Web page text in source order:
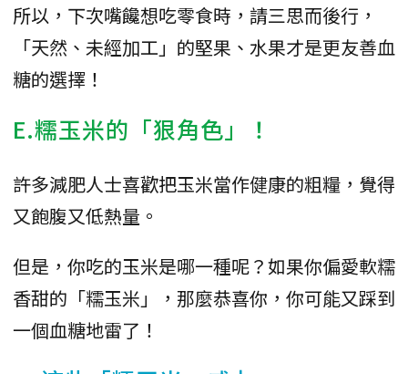
所以，下次嘴饞想吃零食時，請三思而後行，
「天然、未經加工」的堅果、水果才是更友善血
糖的選擇！
E.糯玉米的「狠角色」！
許多減肥人士喜歡把玉米當作健康的粗糧，覺得
又飽腹又低熱量。
但是，你吃的玉米是哪一種呢？如果你偏愛軟糯
香甜的「糯玉米」，那麼恭喜你，你可能又踩到
一個血糖地雷了！